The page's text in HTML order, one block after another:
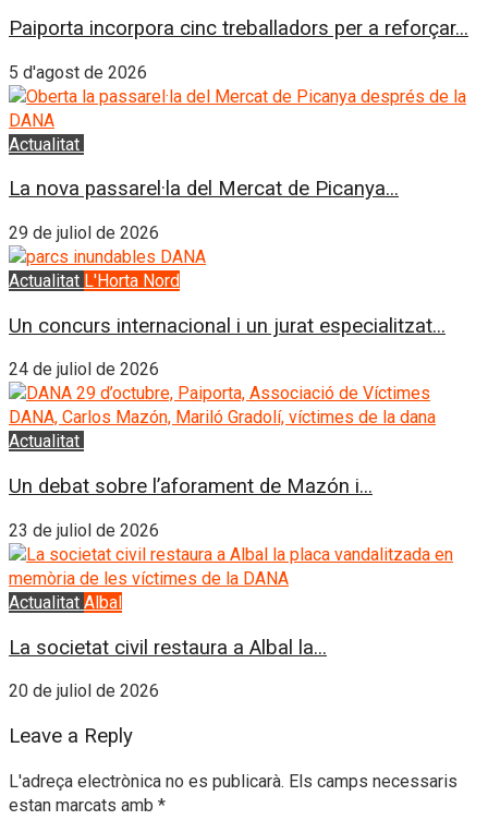
Paiporta incorpora cinc treballadors per a reforçar...
5 d'agost de 2026
Actualitat
La nova passarel·la del Mercat de Picanya...
29 de juliol de 2026
Actualitat L'Horta Nord
Un concurs internacional i un jurat especialitzat...
24 de juliol de 2026
Actualitat
Un debat sobre l’aforament de Mazón i...
23 de juliol de 2026
Actualitat Albal
La societat civil restaura a Albal la...
20 de juliol de 2026
Leave a Reply
L'adreça electrònica no es publicarà. Els camps necessaris
estan marcats amb *